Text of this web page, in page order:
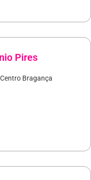
Pires
Bragança